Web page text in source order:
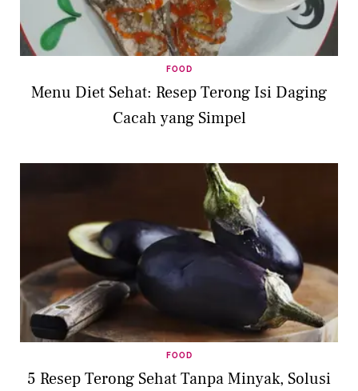
FOOD
Menu Diet Sehat: Resep Terong Isi Daging
Cacah yang Simpel
FOOD
5 Resep Terong Sehat Tanpa Minyak, Solusi